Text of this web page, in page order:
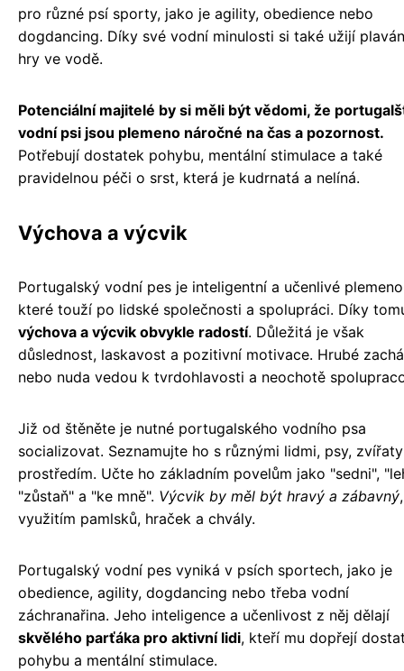
pro různé psí sporty, jako je agility, obedience nebo
dogdancing. Díky své vodní minulosti si také užijí
hry ve vodě.
Potenciální majitelé by si měli být vědomi, že
vodní psi jsou plemeno náročné na čas a pozornost.
Potřebují dostatek pohybu, mentální stimulace a také
pravidelnou péči o srst, která je kudrnatá a nelíná.
Výchova a výcvik
Portugalský vodní pes je inteligentní a učenlivé
které touží po lidské společnosti a spolupráci. Díky
výchova a výcvik obvykle radostí. Důležitá je však
důslednost, laskavost a pozitivní motivace. Hrubé
nebo nuda vedou k tvrdohlavosti a neochotě
Již od štěněte je nutné portugalského vodního psa
socializovat. Seznamujte ho s různými lidmi, psy,
prostředím. Učte ho základním povelům jako "sedni",
"zůstaň" a "ke mně". Výcvik by měl být hravý a zábavný
využitím pamlsků, hraček a chvály.
Portugalský vodní pes vyniká v psích sportech, jako je
obedience, agility, dogdancing nebo třeba vodní
záchranařina. Jeho inteligence a učenlivost z něj dělají
skvělého parťáka pro aktivní lidi, kteří mu dopřejí
pohybu a mentální stimulace.